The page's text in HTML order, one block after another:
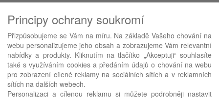
Fax: +420 483 034 590
E-mail:info@avistrade.cz
Web:www.avistrade.cz
Používáme ABRA eShop- nejlepší řešení e-commerce pro náš
Principy ochrany soukromí
Přizpůsobujeme se Vám na míru. Na základě Vašeho chování na
webu personalizujeme jeho obsah a zobrazujeme Vám relevantní
nabídky a produkty. Kliknutím na tlačítko „Akceptuji“ souhlasíte
také s využíváním cookies a předáním údajů o chování na webu
pro zobrazení cílené reklamy na sociálních sítích a v reklamních
sítích na dalších webech.
Personalizaci a cílenou reklamu si můžete podrobněji nastavit